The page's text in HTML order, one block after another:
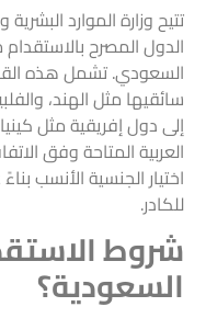
تتيح وزارة الموارد
الدول المصرح
السعودي. تشمل هذه
سائقيها مثل الهند،
إلى دول إفريقية مثل
العربية المتاحة وفق
اختيار الجنسية الأنسب
للكادر.
شروط
السعودية؟